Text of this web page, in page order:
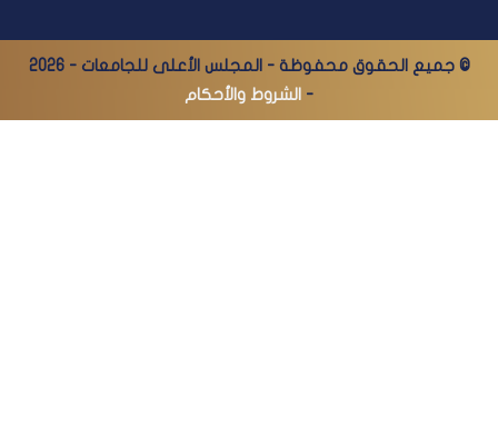
© جميع الحقوق محفوظة - المجلس الأعلى للجامعات - 2026
- الشروط والأحكام